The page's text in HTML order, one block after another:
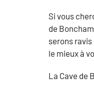
Si vous
de
serons
le mieux à
La Cave de